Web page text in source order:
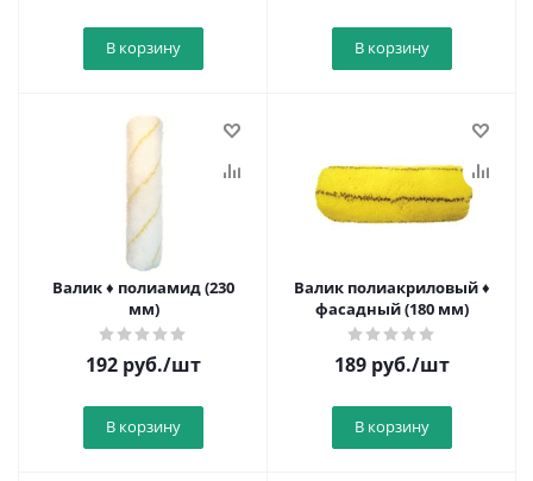
В корзину В корзину
Валик ♦ полиамид (230
мм)
192 руб./шт
В корзину
Валик полиакриловый ♦
фасадный (180 мм)
189 руб./шт
В корзину